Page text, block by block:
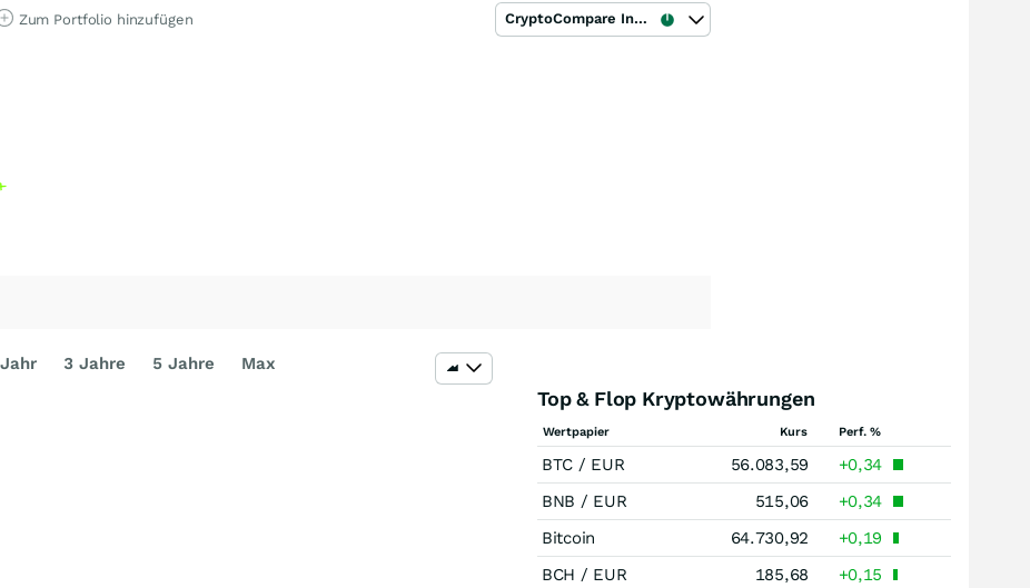
Zum Portfolio hinzufügen CryptoCompare Index
3 Jahre 5 Jahre Max
Top & Flop Kryptowährungen
Wertpapier Kurs Perf. %
BTC / EUR 56.083,59
+0,34
BNB / EUR
515,06
+0,34
Bitcoin
64.730,92
+0,19
BCH / EUR
185,68
+0,15